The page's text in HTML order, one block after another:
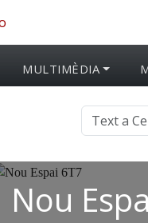
MULTIMÈDIA
Nou